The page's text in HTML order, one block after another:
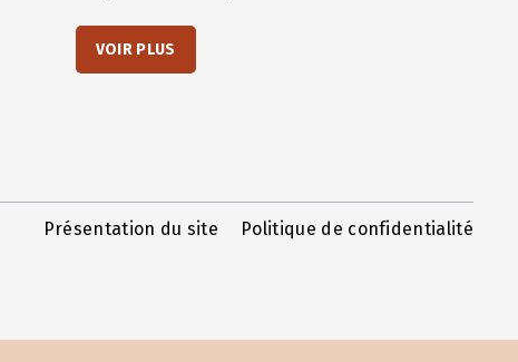
VOIR PLUS
Présentation du site Politique de confidentialité